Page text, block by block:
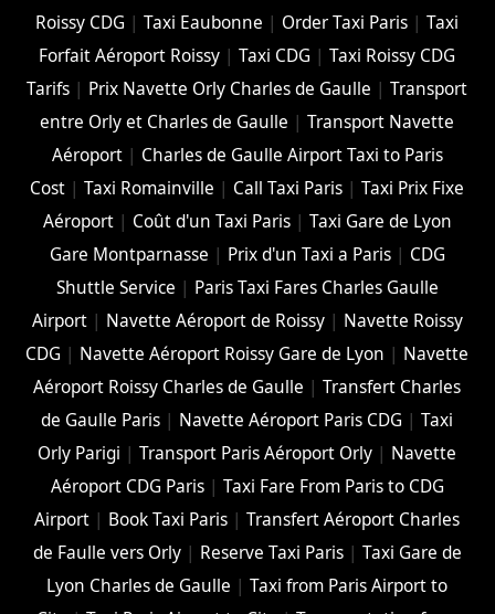
Roissy CDG |Taxi Eaubonne | Order Taxi Paris |Taxi
Forfait Aéroport Roissy |Taxi CDG |Taxi Roissy CDG
Tarifs | Prix Navette Orly Charles de Gaulle |Transport
entre Orly et Charles de Gaulle |Transport Navette
Aéroport| Charles de Gaulle Airport Taxi to Paris
Cost |Taxi Romainville | Call Taxi Paris |Taxi Prix Fixe
Aéroport| Coût d'un Taxi Paris| Taxi Gare de Lyon
Gare Montparnasse | Prix d'un Taxi a Paris| CDG
Shuttle Service | Paris Taxi Fares Charles Gaulle
Airport| Navette Aéroport de Roissy| Navette Roissy
CDG | Navette Aéroport Roissy Gare de Lyon | Navette
Aéroport Roissy Charles de Gaulle |Transfert Charles
de Gaulle Paris | Navette Aéroport Paris CDG |Taxi
Orly Parigi |Transport Paris Aéroport Orly | Navette
Aéroport CDG Paris| Taxi Fare From Paris to CDG
Airport | Book Taxi Paris |Transfert Aéroport Charles
de Faulle vers Orly| Reserve Taxi Paris| Taxi Gare de
Lyon Charles de Gaulle |Taxi from Paris Airport to